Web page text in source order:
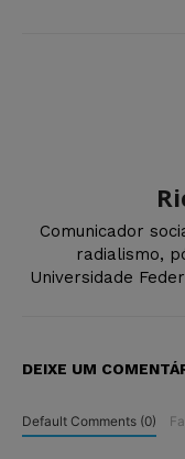
Comunicador
radialismo,
Universidade
DEIXE UM
Default Comments (0)